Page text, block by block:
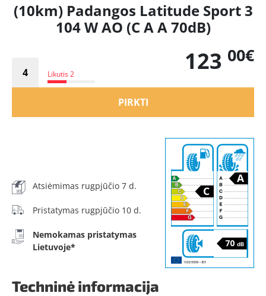
(10km) Padangos Latitude Sport 3
104 W AO (C A A 70dB)
Likutis 2 123 00€
PIRKTI
Atsiėmimas rugpjūčio 7 d.
Pristatymas rugpjūčio 10 d.
Nemokamas pristatymas
Lietuvoje*
Techninė informacija